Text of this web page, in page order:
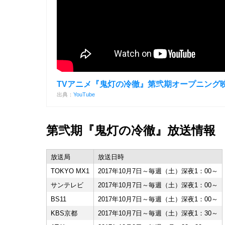
TVアニメ『鬼灯の冷徹』第弐期オープニング
出典： YouTube
第弐期『鬼灯の冷徹』放送情報
放送局
放送日時
TOKYO MX1
2017年10月7日～毎週（土）深夜1：00～
サンテレビ
2017年10月7日～毎週（土）深夜1：00～
BS11
2017年10月7日～毎週（土）深夜1：00～
KBS京都
2017年10月7日～毎週（土）深夜1：30～